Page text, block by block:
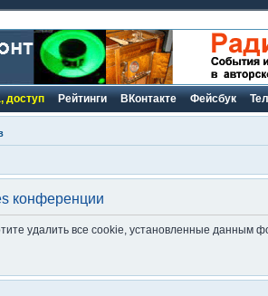
доступ Рейтинги ВКонтакте Фейсбук
конференции
удалить все cookie, установленные данным